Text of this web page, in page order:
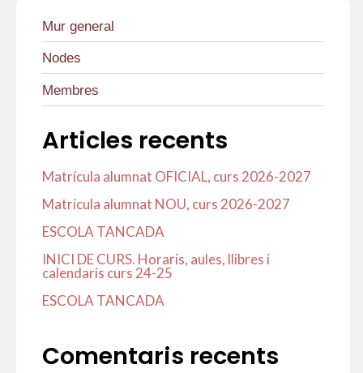
Mur general
Nodes
Membres
Articles recents
Matrícula alumnat OFICIAL, curs 2026-2027
Matrícula alumnat NOU, curs 2026-2027
ESCOLA TANCADA
INICI DE CURS. Horaris, aules, llibres i
calendaris curs 24-25
ESCOLA TANCADA
Comentaris recents